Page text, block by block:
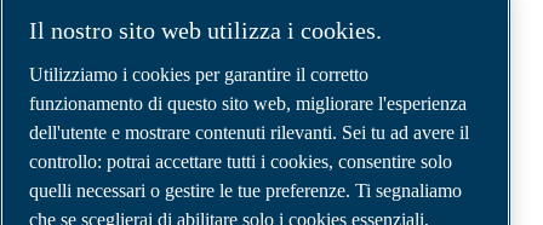
Connect
2.0
Business
ABAC
Media
Gallery
©2026 Compressori d'aria ABAC
Note legali e privacy
Il nostro sito web utilizza i cookies.
Utilizziamo i cookies per garantire il corretto
funzionamento di questo sito web, migliorare l'esperienza
dell'utente e mostrare contenuti rilevanti. Sei tu ad avere il
controllo: potrai accettare tutti i cookies, consentire solo
quelli necessari o gestire le tue preferenze. Ti segnaliamo
che se sceglierai di abilitare solo i cookies essenziali,